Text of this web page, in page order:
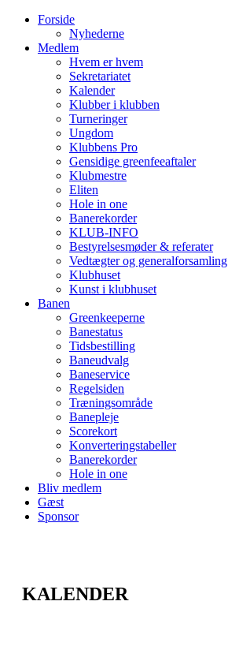
Forside
Nyhederne
Medlem
Hvem er hvem
Sekretariatet
Kalender
Klubber i klubben
Turneringer
Ungdom
Klubbens Pro
Gensidige greenfeeaftaler
Klubmestre
Eliten
Hole in one
Banerekorder
KLUB-INFO
Bestyrelsesmøder & referater
Vedtægter og generalforsamling
Klubhuset
Kunst i klubhuset
Banen
Greenkeeperne
Banestatus
Tidsbestilling
Baneudvalg
Baneservice
Regelsiden
Træningsområde
Banepleje
Scorekort
Konverteringstabeller
Banerekorder
Hole in one
Bliv medlem
Gæst
Sponsor
KALENDER